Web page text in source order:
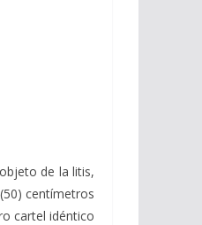
de la litis,
centímetros
cartel idéntico